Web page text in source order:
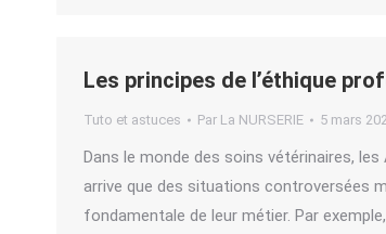
Les principes de l’éthique
Tuto et astuces Par La NURSERIE 5 mars
Dans le monde des soins vétérinaires,
arrive que des situations controversées
fondamentale de leur métier. Par